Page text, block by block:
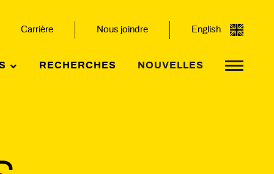
Carrière Nous joindre English
RECHERCHES NOUVELLES